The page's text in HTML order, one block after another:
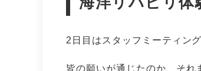
2日目はスタッフミーティン
皆の願いが通じたのか、それ